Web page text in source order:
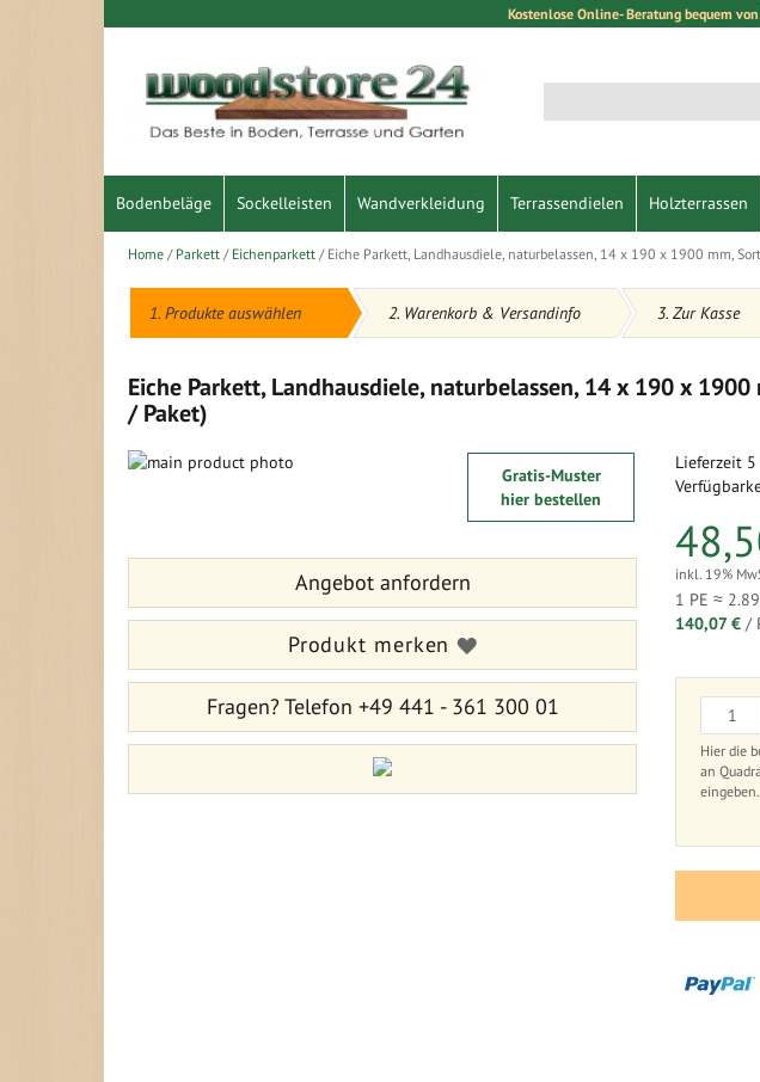
Kostenlose Online- Beratung bequem
Inhalt
Suche
Bodenbeläge Sockelleisten Wandverkleidung Terrassendielen Holzterrassen
Home Parkett Eichenparkett Eiche Parkett, Landhausdiele, naturbelassen, 14 x 190 x 1900 mm,
1. Produkte auswählen 2. Warenkorb & Versandinfo 3. Zur Kasse
Eiche Parkett, Landhausdiele, naturbelassen, 14 x 190 x
/ Paket)
Lieferzeit
inkl. 19%
1 PE ≈ 2.89
140,07 € /
Hier die
an
eingeben.
Gratis-Muster
hier bestellen
Zum
springen
Bildergalerie
Angebot anfordern
Produkt merken
Fragen?Telefon +49 441 - 361 300 01